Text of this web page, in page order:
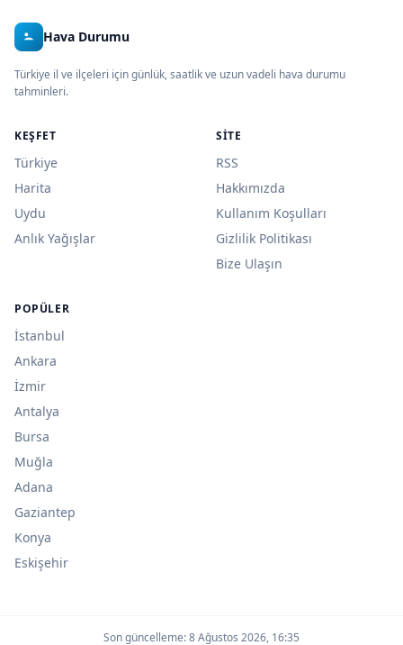
Hava Durumu
Türkiye il ve ilçeleri için günlük, saatlik ve uzun vadeli hava durumu
tahminleri.
KEŞFET
Türkiye
Harita
Uydu
Anlık Yağışlar
SITE
RSS
Hakkımızda
Kullanım Koşulları
Gizlilik Politikası
Bize Ulaşın
POPÜLER
İstanbul
Ankara
İzmir
Antalya
Bursa
Muğla
Adana
Gaziantep
Konya
Eskişehir
Son güncelleme:8 Ağustos 2026, 16:35